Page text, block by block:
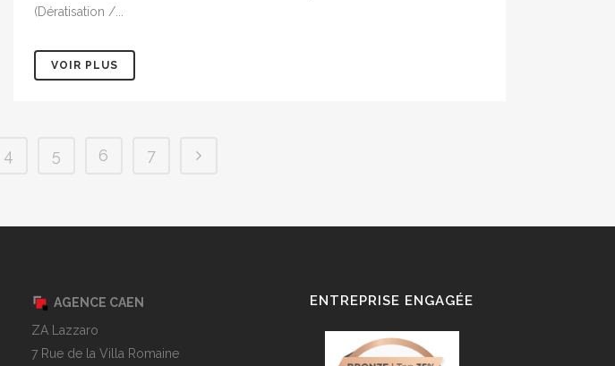
(Dératisation /...
VOIR PLUS
4 5 6 7
AGENCE CAEN
ZA Lazzaro
7 Rue de la Villa Romaine
ENTREPRISE ENGAGÉE